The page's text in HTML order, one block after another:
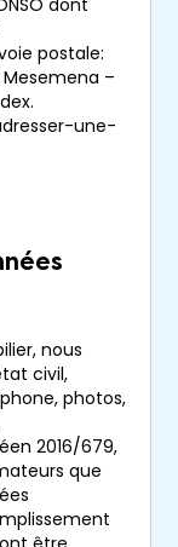
postale:
Mesemena –
une-
nous
civil,
photos,
2016/679,
que
légales